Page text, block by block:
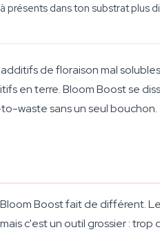
présents dans ton substrat plus
de floraison mal
en terre. Bloom Boost se
waste sans un seul bouchon.
Boost fait de différent.
c'est un outil grossier : trop